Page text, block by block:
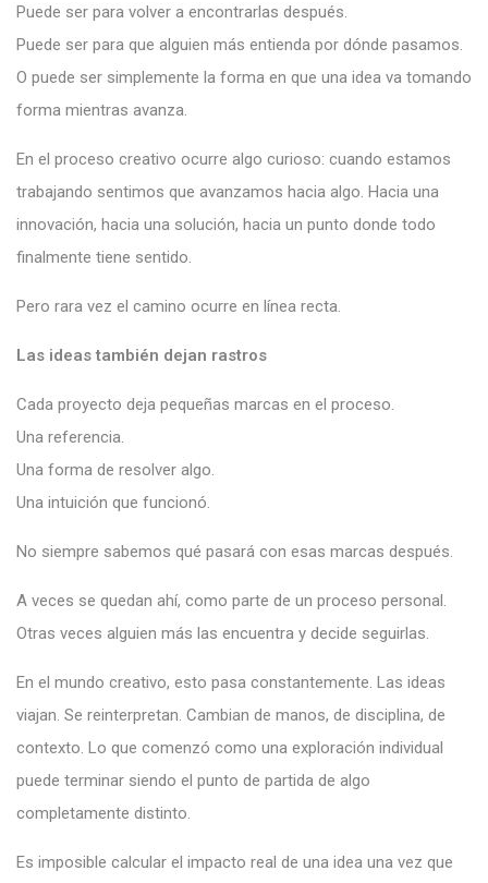
Puede ser para volver a encontrarlas después.
Puede ser para que alguien más entienda por dónde pasamos.
O puede ser simplemente la forma en que una idea va tomando
forma mientras avanza.
En el proceso creativo ocurre algo curioso: cuando estamos
trabajando sentimos que avanzamos hacia algo. Hacia una
innovación, hacia una solución, hacia un punto donde todo
finalmente tiene sentido.
Pero rara vez el camino ocurre en línea recta.
Las ideas también dejan rastros
Cada proyecto deja pequeñas marcas en el proceso.
Una referencia.
Una forma de resolver algo.
Una intuición que funcionó.
No siempre sabemos qué pasará con esas marcas después.
A veces se quedan ahí, como parte de un proceso personal.
Otras veces alguien más las encuentra y decide seguirlas.
En el mundo creativo, esto pasa constantemente. Las ideas
viajan. Se reinterpretan. Cambian de manos, de disciplina, de
contexto. Lo que comenzó como una exploración individual
puede terminar siendo el punto de partida de algo
completamente distinto.
Es imposible calcular el impacto real de una idea una vez que